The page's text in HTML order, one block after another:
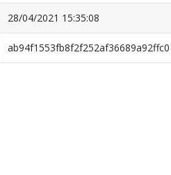
28/04/2021 15:35:08
ab94f1553fb8f2f252af36689a92ffc0